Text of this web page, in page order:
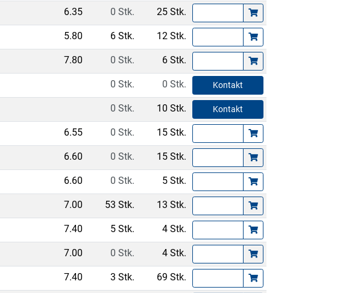
6.35 0 Stk. 25 Stk.
5.80 6 Stk. 12 Stk.
7.80 0 Stk. 6 Stk.
0 Stk. 0 Stk. Kontakt
0 Stk. 10 Stk. Kontakt
6.55 0 Stk. 15 Stk.
6.60 0 Stk. 15 Stk.
6.60 0 Stk. 5 Stk.
7.00 53 Stk. 13 Stk.
7.40 5 Stk. 4 Stk.
7.00 0 Stk. 4 Stk.
7.40 3 Stk. 69 Stk.